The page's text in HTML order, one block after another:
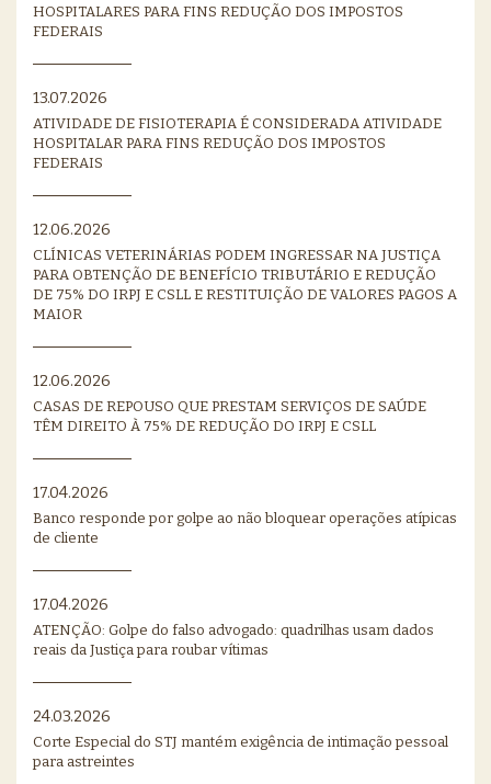
HOSPITALARES PARA FINS REDUÇÃO DOS IMPOSTOS
FEDERAIS
13.07.2026
ATIVIDADE DE FISIOTERAPIA É CONSIDERADA ATIVIDADE
HOSPITALAR PARA FINS REDUÇÃO DOS IMPOSTOS
FEDERAIS
12.06.2026
CLÍNICAS VETERINÁRIAS PODEM INGRESSAR NA JUSTIÇA
PARA OBTENÇÃO DE BENEFÍCIO TRIBUTÁRIO E REDUÇÃO
DE 75% DO IRPJ E CSLL E RESTITUIÇÃO DE VALORES PAGOS A
MAIOR
12.06.2026
CASAS DE REPOUSO QUE PRESTAM SERVIÇOS DE SAÚDE
TÊM DIREITO À 75% DE REDUÇÃO DO IRPJ E CSLL
17.04.2026
Banco responde por golpe ao não bloquear operações atípicas
de cliente
17.04.2026
ATENÇÃO: Golpe do falso advogado: quadrilhas usam dados
reais da Justiça para roubar vítimas
24.03.2026
Corte Especial do STJ mantém exigência de intimação pessoal
para astreintes